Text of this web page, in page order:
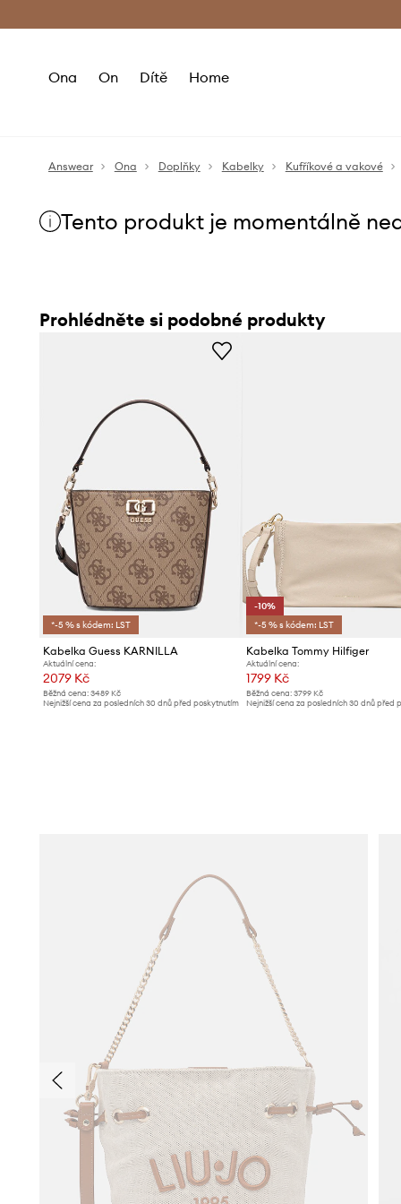
Ona On Dítě Home
Answear Ona Doplňky Kabelky Kufříkové a vakové
Tento produkt je momentálně
Prohlédněte si podobné produkty
*-5 % s kódem: LST
Kabelka Guess KARNILLA
Aktuální cena:
2079 Kč
Běžná cena: 3489 Kč
Nejnižší cena za posledních 30 dnů před poskytnutím
-10%
*-5 % s kódem: LST
Kabelka Tommy Hilfiger
Aktuální cena:
1799 Kč
Běžná cena:3799 Kč
Nejnižší cena za posledních 30 dnů před